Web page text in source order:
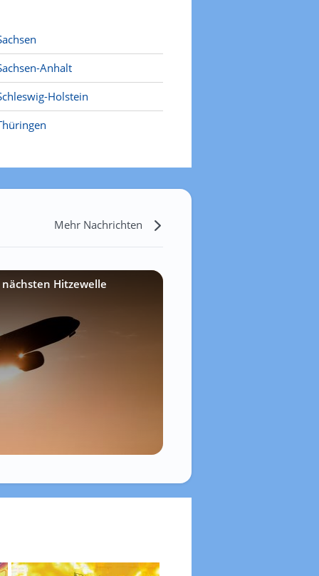
Anhalt
Holstein
Mehr Nachrichten
Hitzewelle